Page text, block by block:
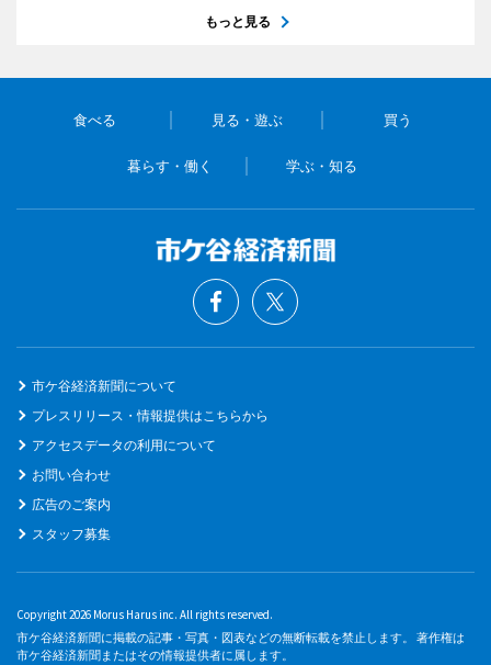
もっと見る
食べる 見る・遊ぶ 買う
暮らす・働く 学ぶ・知る
市ケ谷経済新聞について
プレスリリース・情報提供はこちらから
アクセスデータの利用について
お問い合わせ
広告のご案内
スタッフ募集
Copyright 2026 Morus Harus inc. All rights reserved.
市ケ谷経済新聞に掲載の記事・写真・図表などの無断転載を禁止します。 著作権は
市ケ谷経済新聞またはその情報提供者に属します。